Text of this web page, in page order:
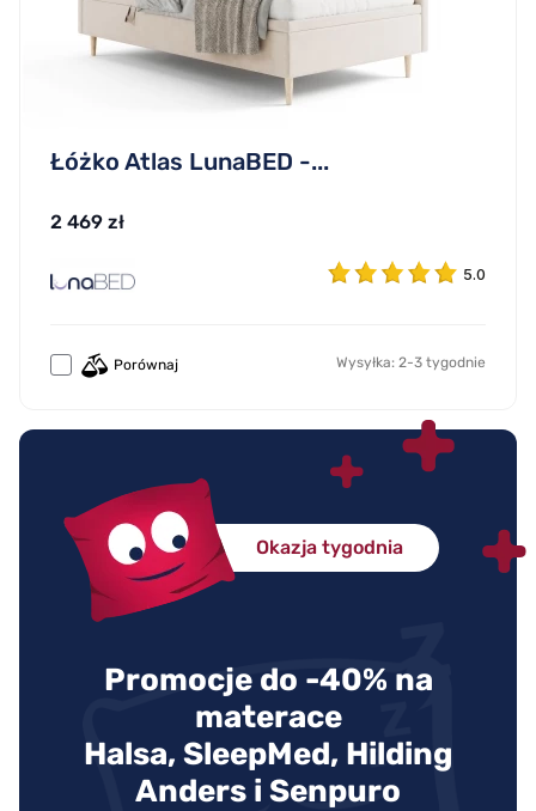
Łóżko Atlas LunaBED -...
2 469 zł
5.0
Porównaj Wysyłka: 2-3 tygodnie
Okazja tygodnia
Promocje do -40% na
materace
Halsa, SleepMed, Hilding
Anders i Senpuro